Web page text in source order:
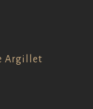
Argillet